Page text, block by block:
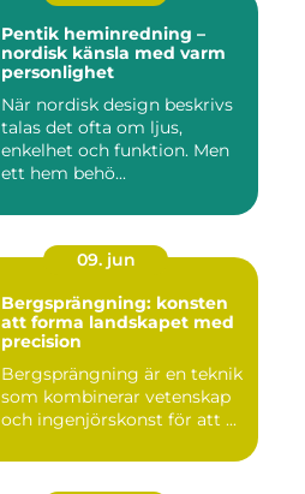
Pentik heminredning –
nordisk känsla med varm
personlighet
När nordisk design beskrivs
talas det ofta om ljus,
enkelhet och funktion. Men
ett hem behö...
09. jun
Bergsprängning: konsten
att forma landskapet med
precision
Bergsprängning är en teknik
som kombinerar vetenskap
och ingenjörskonst för att ...